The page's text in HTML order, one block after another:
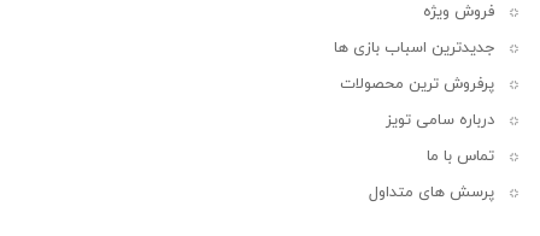
فروش ویژه
جدیدترین اسباب بازی ها
پرفروش ترین محصولات
درباره سامی تویز
تماس با ما
پرسش های متداول